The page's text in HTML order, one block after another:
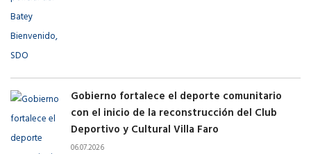
Gobierno fortalece el deporte comunitario
con el inicio de la reconstrucción del Club
Deportivo y Cultural Villa Faro
06.07.2026